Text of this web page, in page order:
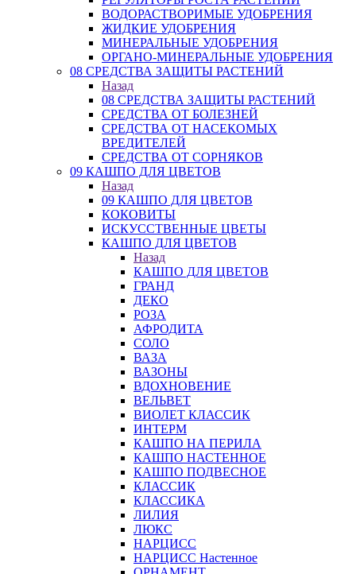
ВОДОРАСТВОРИМЫЕ УДОБРЕНИЯ
ЖИДКИЕ УДОБРЕНИЯ
МИНЕРАЛЬНЫЕ УДОБРЕНИЯ
ОРГАНО-МИНЕРАЛЬНЫЕ УДОБРЕНИЯ
08 СРЕДСТВА ЗАЩИТЫ РАСТЕНИЙ
Назад
08 СРЕДСТВА ЗАЩИТЫ РАСТЕНИЙ
СРЕДСТВА ОТ БОЛЕЗНЕЙ
СРЕДСТВА ОТ НАСЕКОМЫХ
ВРЕДИТЕЛЕЙ
СРЕДСТВА ОТ СОРНЯКОВ
09 КАШПО ДЛЯ ЦВЕТОВ
Назад
09 КАШПО ДЛЯ ЦВЕТОВ
КОКОВИТЫ
ИСКУССТВЕННЫЕ ЦВЕТЫ
КАШПО ДЛЯ ЦВЕТОВ
Назад
КАШПО ДЛЯ ЦВЕТОВ
ГРАНД
ДЕКО
РОЗА
АФРОДИТА
СОЛО
ВАЗА
ВАЗОНЫ
ВДОХНОВЕНИЕ
ВЕЛЬВЕТ
ВИОЛЕТ КЛАССИК
ИНТЕРМ
КАШПО НА ПЕРИЛА
КАШПО НАСТЕННОЕ
КАШПО ПОДВЕСНОЕ
КЛАССИК
КЛАССИКА
ЛИЛИЯ
ЛЮКС
НАРЦИСС
НАРЦИСС Настенное